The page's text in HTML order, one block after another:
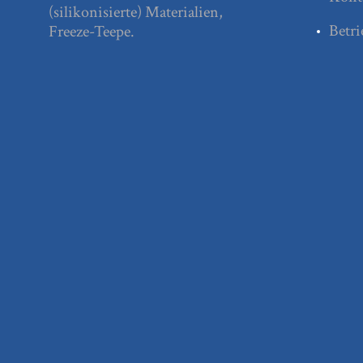
(silikonisierte) Materialien,
Freeze-Teepe.